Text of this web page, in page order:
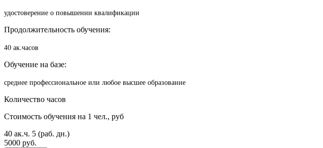
удостоверение о повышении квалификации
Продолжительность обучения:
40 ак.часов
Обучение на базе:
среднее профессиональное или любое высшее образование
Количество часов
Стоимость обучения на 1 чел., руб
40 ак.ч. 5 (раб. дн.)
5000 руб.